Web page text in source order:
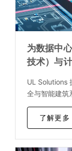
为数据中
技术）与
UL Solutions
全与智能建筑
了解更多